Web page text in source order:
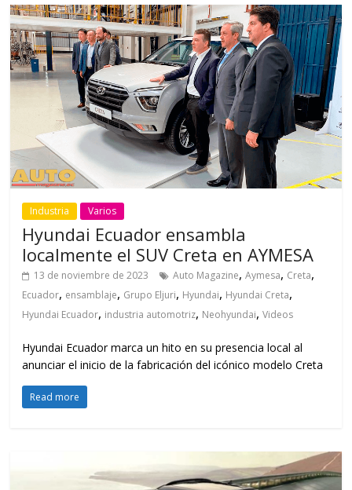
Industria Varios
Hyundai Ecuador ensambla
localmente el SUV Creta en AYMESA
13 de noviembre de 2023 Auto Magazine,Aymesa, Creta,
Ecuador, ensamblaje, Grupo Eljuri, Hyundai, Hyundai Creta,
Hyundai Ecuador, industria automotriz, Neohyundai,Videos
Hyundai Ecuador marca un hito en su presencia local al
anunciar el inicio de la fabricación del icónico modelo Creta
Read more